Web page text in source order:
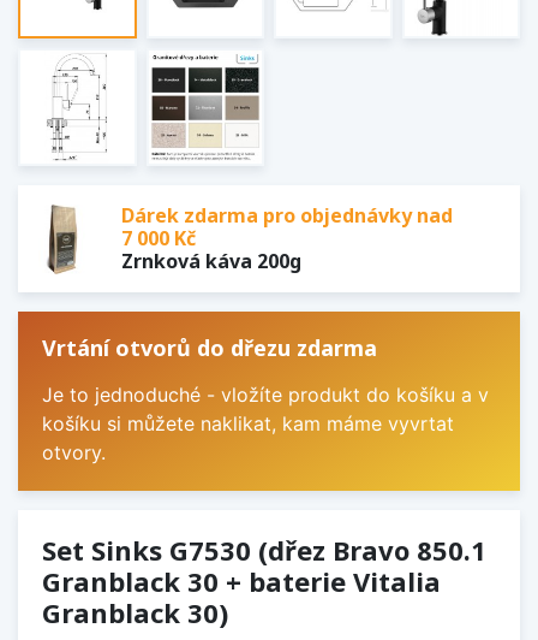
Dárek zdarma pro objednávky nad
7 000 Kč
Zrnková káva 200g
Vrtání otvorů do dřezu zdarma
Je to jednoduché - vložíte produkt do košíku a v
košíku si můžete naklikat, kam máme vyvrtat
otvory.
Set Sinks G7530 (dřez Bravo 850.1
Granblack 30 + baterie Vitalia
Granblack 30)